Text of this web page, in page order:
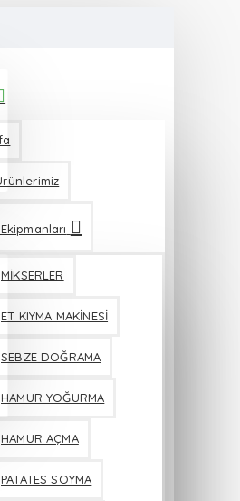
MİKSERLER
ET KIYMA MAKİNESİ
SEBZE DOĞRAMA
HAMUR YOĞURMA
HAMUR AÇMA
PATATES SOYMA